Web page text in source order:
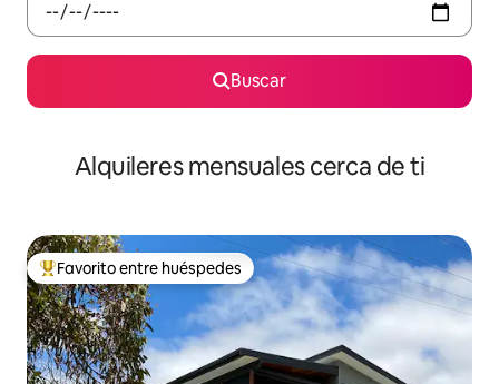
Buscar
Alquileres mensuales cerca de ti
Favorito entre huéspedes preferido
Favorito entre huéspedes